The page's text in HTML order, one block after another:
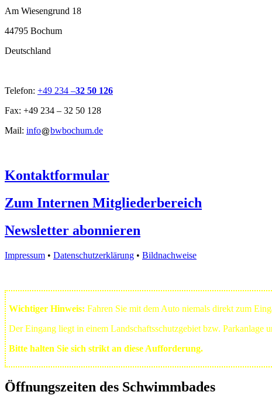
Am Wiesengrund 18
44795 Bochum
Deutschland
Telefon: +49 234 –32 50 126
Fax: +49 234 – 32 50 128
Mail: info bwbochum.de
Kontaktformular
Zum Internen Mitgliederbereich
Newsletter abonnieren
Impressum • Datenschutzerklärung • Bildnachweise
Wichtiger Hinweis: Fahren Sie mit dem Auto niemals direkt zum
Der Eingang liegt in einem Landschafts­schutzgebiet bzw. Park­anlage
Bitte halten Sie sich strikt an diese Aufforderung.
Öffnungszeiten des Schwimmbades